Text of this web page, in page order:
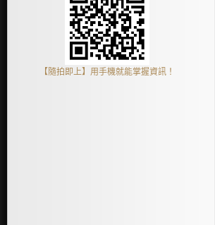
【隨拍即上】用手機就能掌握資訊！